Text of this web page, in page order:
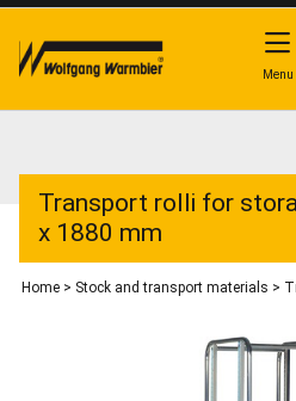
Transport rolli for
x 1880 mm
Home > Stock and transport materials >
Menu